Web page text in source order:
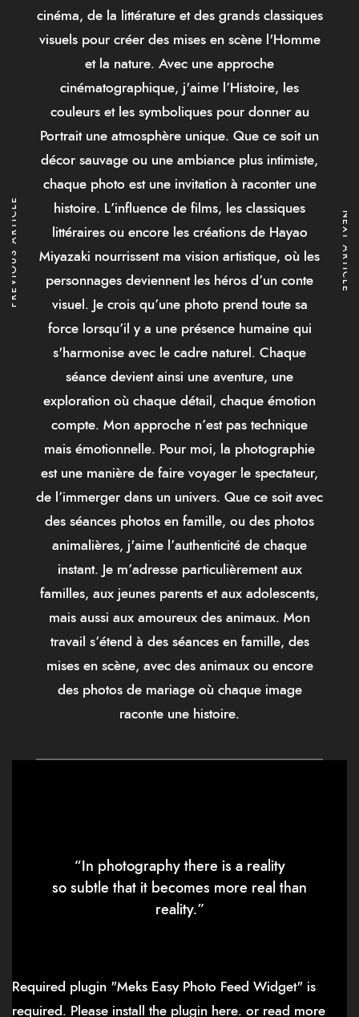
cinéma, de la littérature et des grands classiques
visuels pour créer des mises en scène l'Homme
et la nature. Avec une approche
cinématographique, j'aime l’Histoire, les
couleurs et les symboliques pour donner au
Portrait une atmosphère unique. Que ce soit un
décor sauvage ou une ambiance plus intimiste,
chaque photo est une invitation à raconter une
histoire. L’influence de films, les classiques
littéraires ou encore les créations de Hayao
Miyazaki nourrissent ma vision artistique, où les
personnages deviennent les héros d’un conte
visuel. Je crois qu’une photo prend toute sa
force lorsqu’il y a une présence humaine qui
s'harmonise avec le cadre naturel. Chaque
séance devient ainsi une aventure, une
exploration où chaque détail, chaque émotion
compte. Mon approche n’est pas technique
mais émotionnelle. Pour moi, la photographie
est une manière de faire voyager le spectateur,
de l’immerger dans un univers. Que ce soit avec
des séances photos en famille, ou des photos
animalières, j'aime l’authenticité de chaque
instant. Je m’adresse particulièrement aux
familles, aux jeunes parents et aux adolescents,
mais aussi aux amoureux des animaux. Mon
travail s’étend à des séances en famille, des
mises en scène, avec des animaux ou encore
des photos de mariage où chaque image
raconte une histoire.
PREVIOUS ARTICLE NEXT ARTICLE
“In photography there is a reality
so subtle that it becomes more real than
reality.”
Required plugin "Meks Easy Photo Feed Widget" is
required. Please install the plugin here. or read more